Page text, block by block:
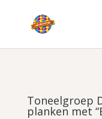
Toneelgroep
planken met